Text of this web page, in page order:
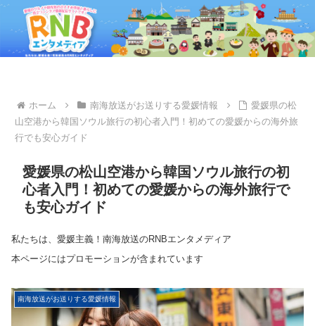
ホーム 南海放送がお送りする愛媛情報
愛媛県の松
山空港から韓国ソウル旅行の初心者入門！初めての愛媛からの海外旅
行でも安心ガイド
愛媛県の松山空港から韓国ソウル旅行の初
心者入門！初めての愛媛からの海外旅行で
も安心ガイド
私たちは、愛媛主義！南海放送のRNBエンタメディア
本ページにはプロモーションが含まれています
南海放送がお送りする愛媛情報